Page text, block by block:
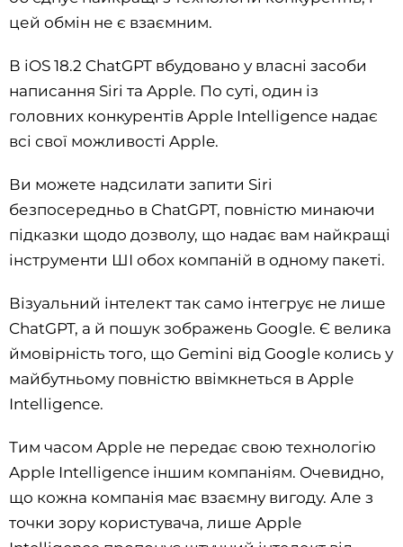
цей обмін не є взаємним.
В iOS 18.2 ChatGPT вбудовано у власні засоби
написання Siri та Apple. По суті, один із
головних конкурентів Apple Intelligence надає
всі свої можливості Apple.
Ви можете надсилати запити Siri
безпосередньо в ChatGPT, повністю минаючи
підказки щодо дозволу, що надає вам найкращі
інструменти ШІ обох компаній в одному пакеті.
Візуальний інтелект так само інтегрує не лише
ChatGPT, а й пошук зображень Google. Є велика
ймовірність того, що Gemini від Google колись у
майбутньому повністю ввімкнеться в Apple
Intelligence.
Тим часом Apple не передає свою технологію
Apple Intelligence іншим компаніям. Очевидно,
що кожна компанія має взаємну вигоду. Але з
точки зору користувача, лише Apple